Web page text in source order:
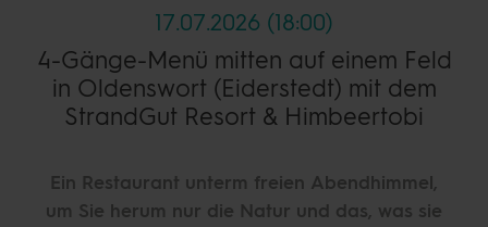
17.07.2026 (18:00)
4-Gänge-Menü mitten auf einem Feld
in Oldenswort (Eiderstedt) mit dem
StrandGut Resort & Himbeertobi
Ein Restaurant unterm freien Abendhimmel,
um Sie herum nur die Natur und das, was sie